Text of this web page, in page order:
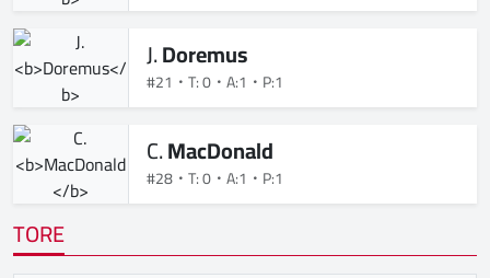
J.Doremus
#21 T: 0 A:1 P:1
C.MacDonald
#28 T: 0 A:1 P:1
TORE